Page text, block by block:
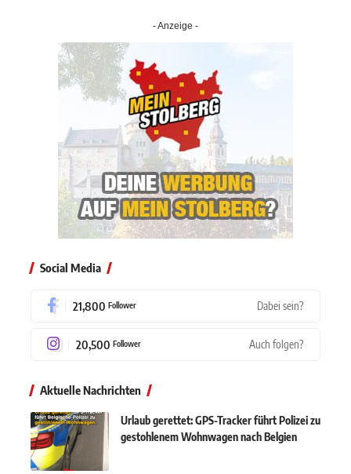
- Anzeige -
Social Media
21,800 Follower Dabei sein?
20,500 Follower Auch folgen?
Aktuelle Nachrichten
Urlaub gerettet: GPS-Tracker führt Polizei zu
gestohlenem Wohnwagen nach Belgien